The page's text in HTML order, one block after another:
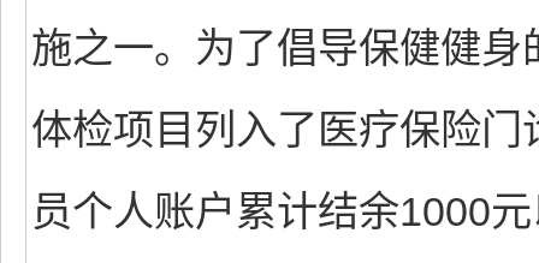
施之一。为了倡导保健健
体检项目列入了医疗保险
员个人账户累计结余1000